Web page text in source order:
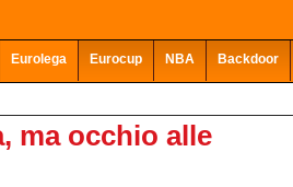
Eurolega Eurocup NBA Backdoor
ma occhio alle